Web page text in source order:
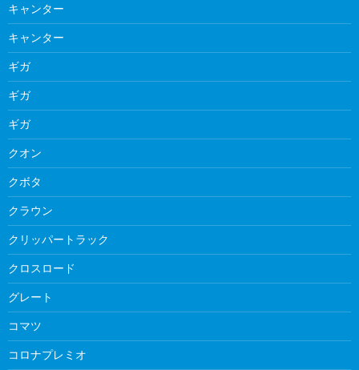
キャンター
キャンター
ギガ
ギガ
ギガ
クオン
クボタ
クラウン
クリッパートラック
クロスロード
グレート
コマツ
コロナプレミオ